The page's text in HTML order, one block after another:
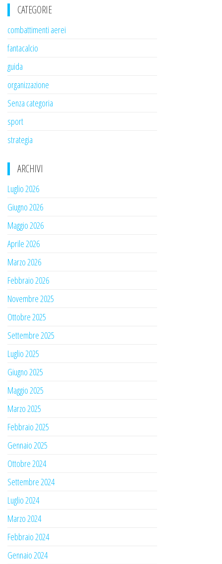
CATEGORIE
combattimenti aerei
fantacalcio
guida
organizzazione
Senza categoria
sport
strategia
ARCHIVI
Luglio 2026
Giugno 2026
Maggio 2026
Aprile 2026
Marzo 2026
Febbraio 2026
Novembre 2025
Ottobre 2025
Settembre 2025
Luglio 2025
Giugno 2025
Maggio 2025
Marzo 2025
Febbraio 2025
Gennaio 2025
Ottobre 2024
Settembre 2024
Luglio 2024
Marzo 2024
Febbraio 2024
Gennaio 2024